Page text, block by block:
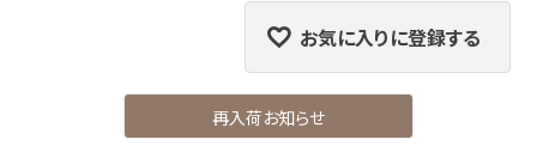
お気に入りに登録する
再入荷お知らせ